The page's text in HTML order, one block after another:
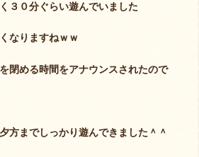
３０分ぐらい遊んでいました
なりますねｗｗ
閉める時間をアナウンスされたので
方までしっかり遊んできました＾＾